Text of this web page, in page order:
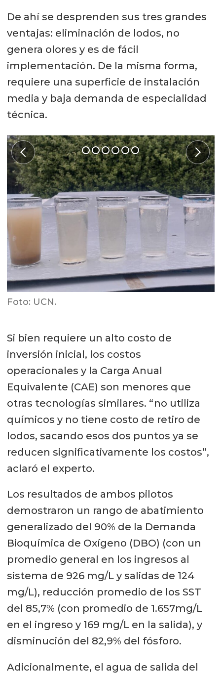
De ahí se desprenden sus tres grandes
ventajas: eliminación de lodos, no
genera olores y es de fácil
implementación. De la misma forma,
requiere una superficie de instalación
media y baja demanda de especialidad
técnica.
Foto: UCN.
Si bien requiere un alto costo de
inversión inicial, los costos
operacionales y la Carga Anual
Equivalente (CAE) son menores que
otras tecnologías similares. “no utiliza
químicos y no tiene costo de retiro de
lodos, sacando esos dos puntos ya se
reducen significativamente los costos”,
aclaró el experto.
Los resultados de ambos pilotos
demostraron un rango de abatimiento
generalizado del 90% de la Demanda
Bioquímica de Oxígeno (DBO) (con un
promedio general en los ingresos al
sistema de 926 mg/L y salidas de 124
mg/L), reducción promedio de los SST
del 85,7% (con promedio de 1.657mg/L
en el ingreso y 169 mg/L en la salida), y
disminución del 82,9% del fósforo.
Adicionalmente, el agua de salida del